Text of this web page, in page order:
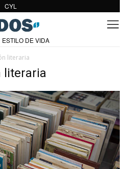
CYL
ESTILO DE VIDA
literaria
literaria